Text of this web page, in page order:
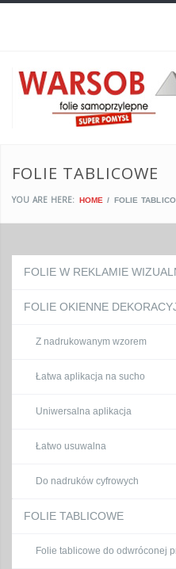
FOLIE TABLICOWE
YOU ARE HERE: HOME FOLIE
FOLIE W REKLAMIE
FOLIE OKIENNE
Z nadrukowanym wzorem
Łatwa aplikacja na sucho
Uniwersalna aplikacja
Łatwo usuwalna
Do nadruków cyfrowych
FOLIE TABLICOWE
Folie tablicowe do odwróconej